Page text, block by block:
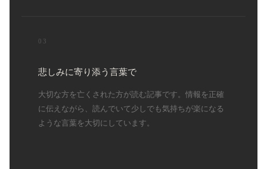
03
悲しみに寄り添う言葉で
大切な方を亡くされた方が読む記事です。情報を正確
に伝えながら、読んでいて少しでも気持ちが楽になる
ような言葉を大切にしています。